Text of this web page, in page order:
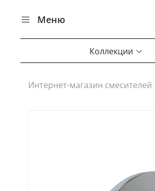
Меню
Коллекции
Интернет-магазин смесителей